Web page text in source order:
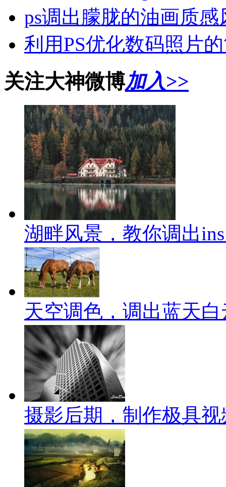
ps调出朦胧的油画质感
利用PS优化数码照片
关注大神微博加入>>
湖畔风景，教你调出
天空调色，调出蓝天
摄影后期，制作极具